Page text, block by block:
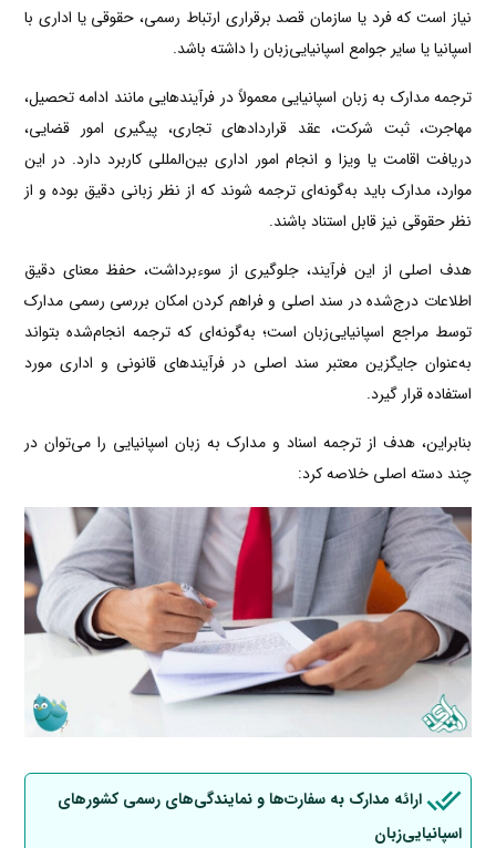
نیاز است که فرد یا سازمان قصد برقراری ارتباط رسمی، حقوقی یا اداری با
اسپانیا یا سایر جوامع اسپانیایی‌زبان را داشته باشد.
ترجمه مدارک به زبان اسپانیایی معمولاً در فرآیندهایی مانند ادامه تحصیل،
مهاجرت، ثبت شرکت، عقد قراردادهای تجاری، پیگیری امور قضایی،
دریافت اقامت یا ویزا و انجام امور اداری بین‌المللی کاربرد دارد. در این
موارد، مدارک باید به‌گونه‌ای ترجمه شوند که از نظر زبانی دقیق بوده و از
نظر حقوقی نیز قابل استناد باشند.
هدف اصلی از این فرآیند، جلوگیری از سوءبرداشت، حفظ معنای دقیق
اطلاعات درج‌شده در سند اصلی و فراهم کردن امکان بررسی رسمی مدارک
توسط مراجع اسپانیایی‌زبان است؛ به‌گونه‌ای که ترجمه انجام‌شده بتواند
به‌عنوان جایگزین معتبر سند اصلی در فرآیندهای قانونی و اداری مورد
استفاده قرار گیرد.
بنابراین، هدف از ترجمه اسناد و مدارک به زبان اسپانیایی را می‌توان در
چند دسته اصلی خلاصه کرد:
ارائه مدارک به سفارت‌ها و نمایندگی‌های رسمی کشورهای
اسپانیایی‌زبان